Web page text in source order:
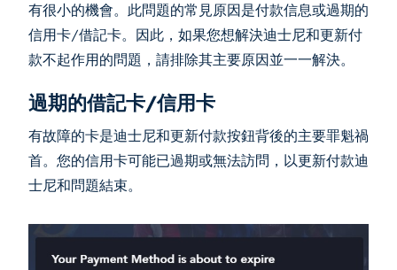
有很小的機會。此問題的常見原因是付款信息或過期的
信用卡/借記卡。因此，如果您想解決迪士尼和更新付
款不起作用的問題，請排除其主要原因並一一解決。
過期的借記卡/信用卡
有故障的卡是迪士尼和更新付款按鈕背後的主要罪魁禍
首。您的信用卡可能已過期或無法訪問，以更新付款迪
士尼和問題結束。